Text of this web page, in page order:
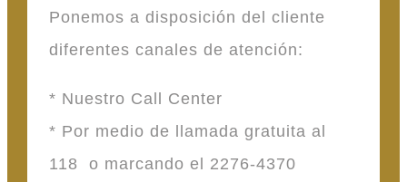
Ponemos a disposición del cliente
diferentes canales de atención:
* Nuestro Call Center
* Por medio de llamada gratuita al
118 o marcando el 2276-4370